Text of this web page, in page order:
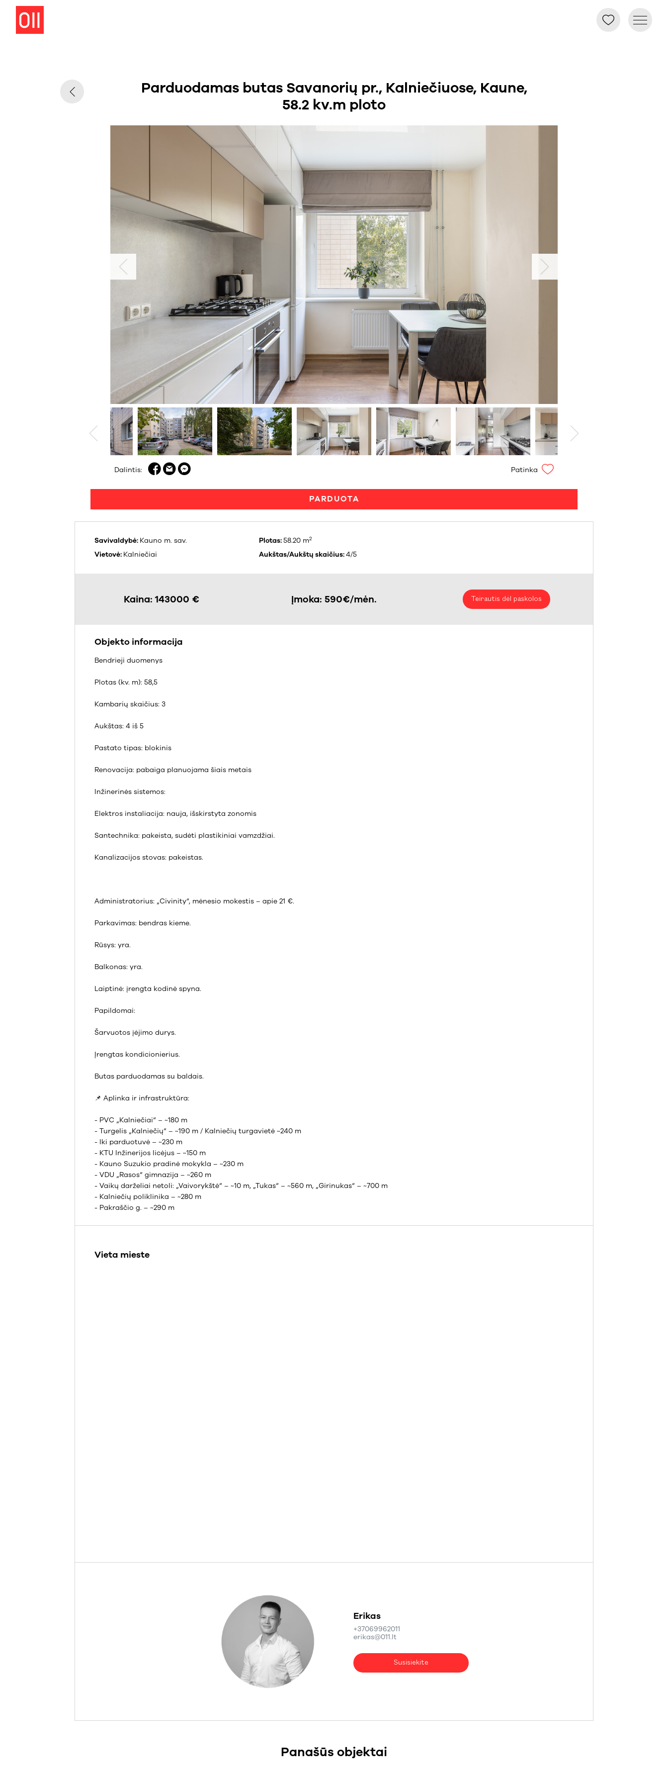
Parduodamas butas Savanorių pr., Kalniečiuose, Kaune,
58.2 kv.m ploto
Dalintis: Patinka
PARDUOTA
Savivaldybė: Kauno m. sav.
Vietovė: Kalniečiai
Plotas:58.20 m2
Aukštas/Aukštų skaičius:4/5
Kaina: 143000 € Įmoka: 590€/mėn. Teirautis dėl paskolos
Objekto informacija
Bendrieji duomenys
Plotas (kv. m): 58,5
Kambarių skaičius: 3
Aukštas: 4 iš 5
Pastato tipas: blokinis
Renovacija: pabaiga planuojama šiais metais
Inžinerinės sistemos:
Elektros instaliacija: nauja, išskirstyta zonomis
Santechnika: pakeista, sudėti plastikiniai vamzdžiai.
Kanalizacijos stovas: pakeistas.
Administratorius: „Civinity“, mėnesio mokestis – apie 21 €.
Parkavimas: bendras kieme.
Rūsys: yra.
Balkonas: yra.
Laiptinė: įrengta kodinė spyna.
Papildomai:
Šarvuotos įėjimo durys.
Įrengtas kondicionierius.
Butas parduodamas su baldais.
📌 Aplinka ir infrastruktūra:
- PVC „Kalniečiai“ – ~180 m
- Turgelis „Kalniečių“ – ~190 m / Kalniečių turgavietė ~240 m
- Iki parduotuvė – ~230 m
- KTU Inžinerijos licėjus – ~150 m
- Kauno Suzukio pradinė mokykla – ~230 m
- VDU „Rasos“ gimnazija – ~260 m
- Vaikų darželiai netoli: „Vaivorykštė“ – ~10 m, „Tukas“ – ~560 m, „Girinukas“ – ~700 m
- Kalniečių poliklinika – ~280 m
- Pakraščio g. – ~290 m
Vieta mieste
Erikas
+37069962011
erikas@011.lt
Susisiekite
Panašūs objektai